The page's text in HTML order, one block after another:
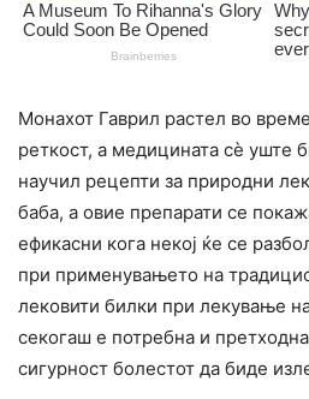
Монахот Гаврил растел во
реткост, а медицината сè уште
научил рецепти за природни
баба, а овие препарати се
ефикасни кога некој ќе се
при применувањето на
лековити билки при лекување
секогаш е потребна и
сигурност болестот да биде